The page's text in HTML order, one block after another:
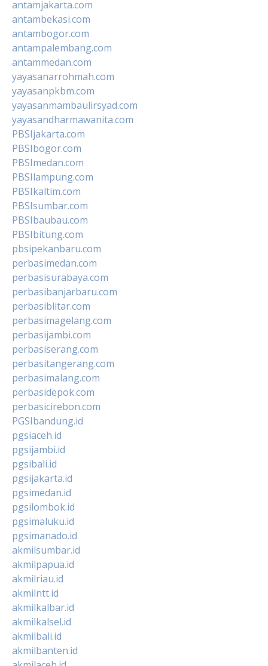
antamjakarta.com
antambekasi.com
antambogor.com
antampalembang.com
antammedan.com
yayasanarrohmah.com
yayasanpkbm.com
yayasanmambaulirsyad.com
yayasandharmawanita.com
PBSIjakarta.com
PBSIbogor.com
PBSImedan.com
PBSIlampung.com
PBSIkaltim.com
PBSIsumbar.com
PBSIbaubau.com
PBSIbitung.com
pbsipekanbaru.com
perbasimedan.com
perbasisurabaya.com
perbasibanjarbaru.com
perbasiblitar.com
perbasimagelang.com
perbasijambi.com
perbasiserang.com
perbasitangerang.com
perbasimalang.com
perbasidepok.com
perbasicirebon.com
PGSIbandung.id
pgsiaceh.id
pgsijambi.id
pgsibali.id
pgsijakarta.id
pgsimedan.id
pgsilombok.id
pgsimaluku.id
pgsimanado.id
akmilsumbar.id
akmilpapua.id
akmilriau.id
akmilntt.id
akmilkalbar.id
akmilkalsel.id
akmilbali.id
akmilbanten.id